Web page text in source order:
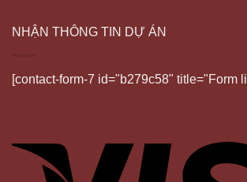
NHẬN THÔNG TIN DỰ ÁN
[contact-form-7 id="b279c58" title="Form